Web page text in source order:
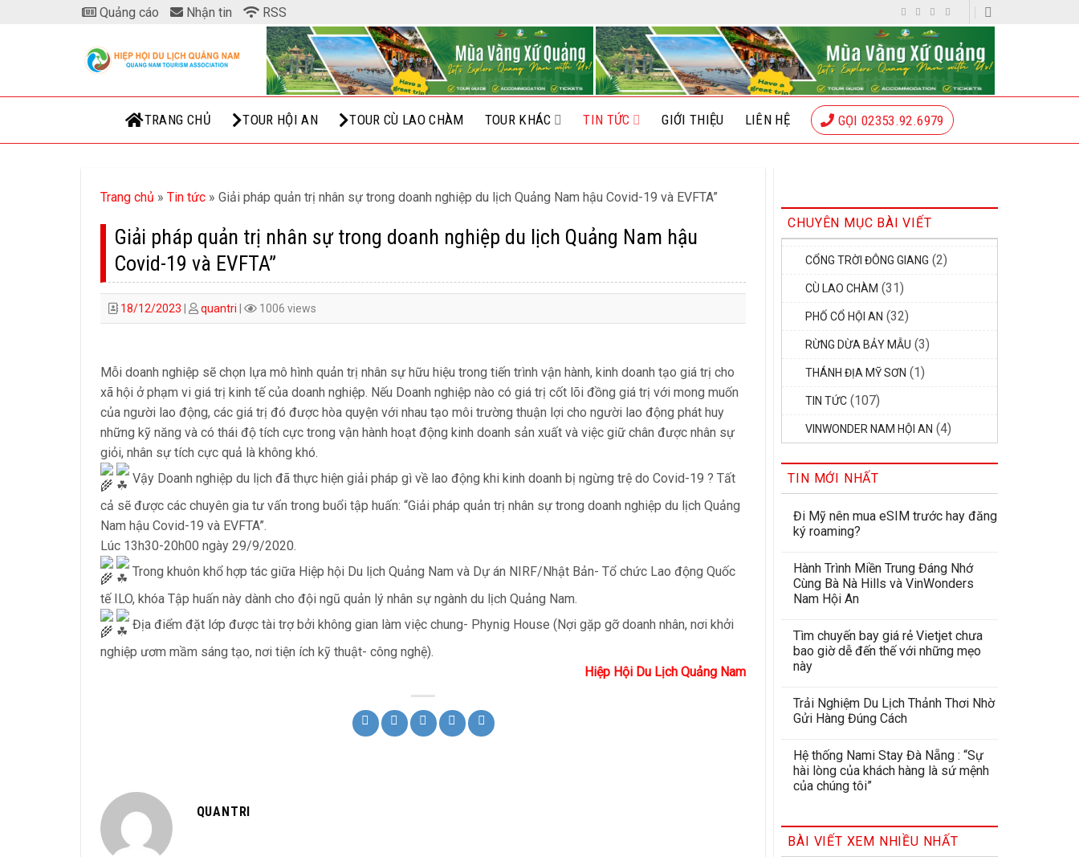
Quảng cáo Nhận tin RSS
TRANG CHỦ TOUR HỘI AN TOUR CÙ LAO CHÀM TOUR KHÁC TIN TỨC GIỚI THIỆU LIÊN HỆ GỌI 02353.92.6979
Trang chủ » Tin tức» Giải pháp quản trị nhân sự trong doanh nghiệp du lịch Quảng Nam hậu Covid-19 và EVFTA”
Giải pháp quản trị nhân sự trong doanh nghiệp du lịch Quảng Nam hậu
Covid-19 và EVFTA”
18/12/2023 quantri 1006 views
Mỗi doanh nghiệp sẽ chọn lựa mô hình quản trị nhân sự hữu hiệu trong tiến trình vận hành, kinh doanh tạo giá trị cho
xã hội ở phạm vi giá trị kinh tế của doanh nghiệp. Nếu Doanh nghiệp nào có giá trị cốt lõi đồng giá trị với mong muốn
của người lao động, các giá trị đó được hòa quyện với nhau tạo môi trường thuận lợi cho người lao động phát huy
những kỹ năng và có thái độ tích cực trong vận hành hoạt động kinh doanh sản xuất và việc giữ chân được nhân sự
giỏi, nhân sự tích cực quả là không khó.
Vậy Doanh nghiệp du lịch đã thực hiện giải pháp gì về lao động khi kinh doanh bị ngừng trệ do Covid-19 ? Tất
cả sẽ được các chuyên gia tư vấn trong buổi tập huấn: “Giải pháp quản trị nhân sự trong doanh nghiệp du lịch Quảng
Nam hậu Covid-19 và EVFTA”.
Lúc 13h30-20h00 ngày 29/9/2020.
Trong khuôn khổ hợp tác giữa Hiệp hội Du lịch Quảng Nam và Dự án NIRF/Nhật Bản- Tổ chức Lao động Quốc
tế ILO, khóa Tập huấn này dành cho đội ngũ quản lý nhân sự ngành du lịch Quảng Nam.
Địa điểm đặt lớp được tài trợ bởi không gian làm việc chung- Phynig House (Nợi gặp gỡ doanh nhân, nơi khởi
nghiệp ươm mầm sáng tạo, nơi tiện ích kỹ thuật- công nghệ).
Hiệp Hội Du Lịch Quảng Nam
QUANTRI
CHUYÊN MỤC BÀI VIẾT
CỔNG TRỜI ĐÔNG GIANG (2)
CÙ LAO CHÀM (31)
PHỐ CỔ HỘI AN (32)
RỪNG DỪA BẢY MẪU (3)
THÁNH ĐỊA MỸ SƠN (1)
TIN TỨC (107)
VINWONDER NAM HỘI AN (4)
TIN MỚI NHẤT
Đi Mỹ nên mua eSIM trước hay đăng
ký roaming?
Hành Trình Miền Trung Đáng Nhớ
Cùng Bà Nà Hills và VinWonders
Nam Hội An
Tìm chuyến bay giá rẻ Vietjet chưa
bao giờ dễ đến thế với những mẹo
này
Trải Nghiệm Du Lịch Thảnh Thơi Nhờ
Gửi Hàng Đúng Cách
Hệ thống Nami Stay Đà Nẵng : “Sự
hài lòng của khách hàng là sứ mệnh
của chúng tôi”
BÀI VIẾT XEM NHIỀU NHẤT